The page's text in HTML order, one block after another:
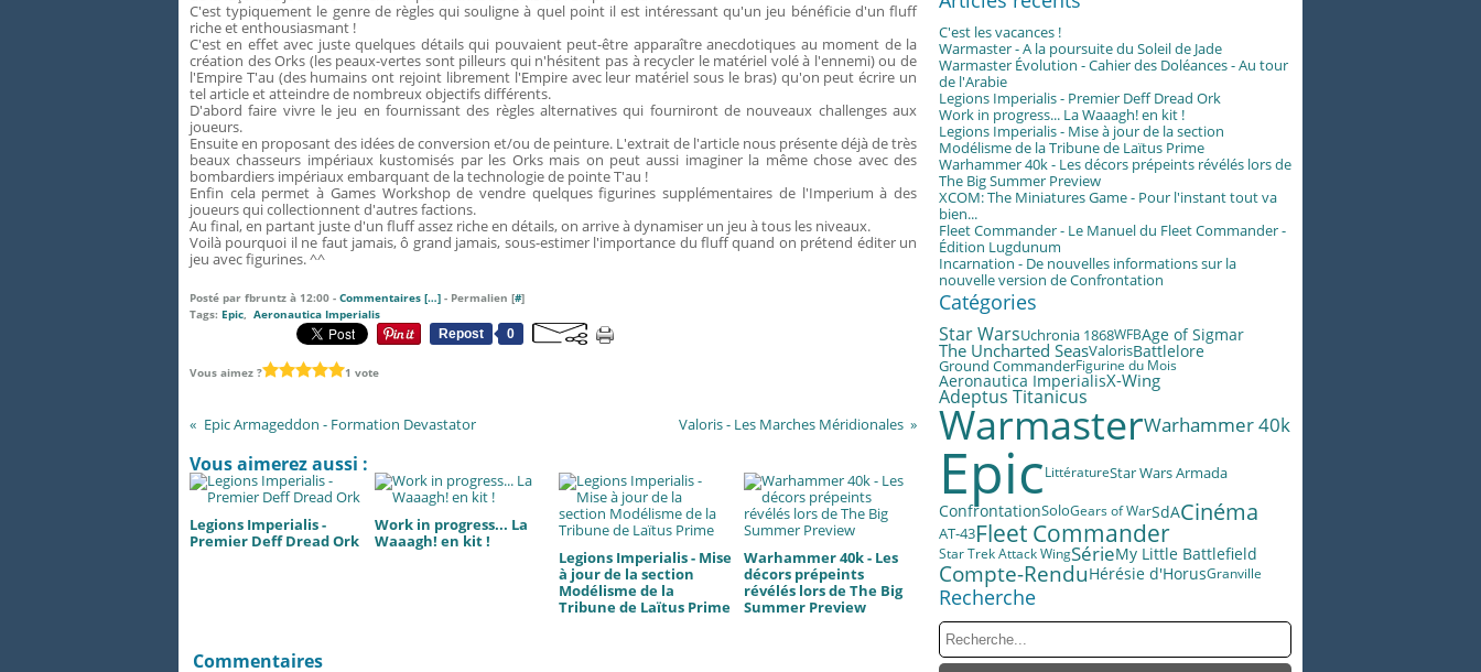
C'est typiquement le genre de règles qui souligne à quel point il est intéressant qu'un jeu bénéficie d'un fluff
riche et enthousiasmant !
C'est en effet avec juste quelques détails qui pouvaient peut-être apparaître anecdotiques au moment de la
création des Orks (les peaux-vertes sont pilleurs qui n'hésitent pas à recycler le matériel volé à l'ennemi) ou de
l'Empire T'au (des humains ont rejoint librement l'Empire avec leur matériel sous le bras) qu'on peut écrire un
tel article et atteindre de nombreux objectifs différents.
D'abord faire vivre le jeu en fournissant des règles alternatives qui fourniront de nouveaux challenges aux
joueurs.
Ensuite en proposant des idées de conversion et/ou de peinture. L'extrait de l'article nous présente déjà de très
beaux chasseurs impériaux kustomisés par les Orks mais on peut aussi imaginer la même chose avec des
bombardiers impériaux embarquant de la technologie de pointe T'au !
Enfin cela permet à Games Workshop de vendre quelques figurines supplémentaires de l'Imperium à des
joueurs qui collectionnent d'autres factions.
Au final, en partant juste d'un fluff assez riche en détails, on arrive à dynamiser un jeu à tous les niveaux.
Voilà pourquoi il ne faut jamais, ô grand jamais, sous-estimer l'importance du fluff quand on prétend éditer un
jeu avec figurines. ^^
Posté par fbruntz à 12:00 - Commentaires […] - Permalien [#]
Tags: Epic, Aeronautica Imperialis
Repost
0
Vous aimez ? 1 vote
Epic Armageddon - Formation Devastator Valoris - Les Marches Méridionales
Vous aimerez aussi :
Legions Imperialis -
Premier Deff Dread Ork
Work in progress... La
Waaagh! en kit !
Legions Imperialis - Mise
à jour de la section
Modélisme de la
Tribune de Laïtus Prime
Warhammer 40k - Les
décors prépeints
révélés lors de The Big
Summer Preview
Commentaires
C'est les vacances !
Warmaster - A la poursuite du Soleil de Jade
Warmaster Évolution - Cahier des Doléances - Au tour
de l'Arabie
Legions Imperialis - Premier Deff Dread Ork
Work in progress... La Waaagh! en kit !
Legions Imperialis - Mise à jour de la section
Modélisme de la Tribune de Laïtus Prime
Warhammer 40k - Les décors prépeints révélés lors de
The Big Summer Preview
XCOM: The Miniatures Game - Pour l'instant tout va
bien...
Fleet Commander - Le Manuel du Fleet Commander -
Édition Lugdunum
Incarnation - De nouvelles informations sur la
nouvelle version de Confrontation
Catégories
Star WarsUchronia 1868WFBAge of Sigmar
The Uncharted SeasValorisBattlelore
Ground CommanderFigurine du Mois
Aeronautica ImperialisX-Wing
Adeptus Titanicus
WarmasterWarhammer 40k
EpicLittératureStar Wars Armada
ConfrontationSoloGears of WarSdACinéma
AT-43Fleet Commander
Star Trek Attack WingSérieMy Little Battlefield
Compte-RenduHérésie d'HorusGranville
Recherche